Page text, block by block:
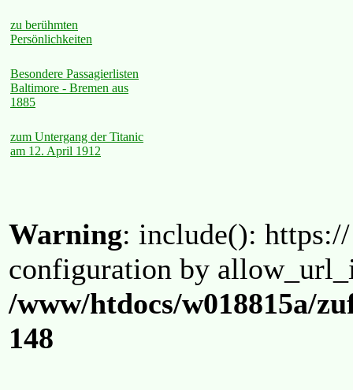
zu berühmten
Persönlichkeiten
Besondere Passagierlisten
Baltimore - Bremen aus
1885
zum Untergang der Titanic
am 12. April 1912
Warning: include():
configuration by
/www/htdocs/w018815a/
148